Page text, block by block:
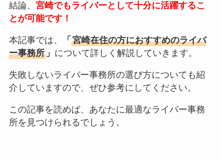
結論、 宮崎でもライバーとして十分に活躍するこ
とが可能です！
本記事では、 「 宮崎在住の方におすすめのライバ
ー事務所」 について詳しく解説していきます。
失敗しないライバー事務所の選び方についても紹
介していますので、ぜひ参考にしてください。
この記事を読めば、あなたに最適なライバー事務
所を見つけられるでしょう。